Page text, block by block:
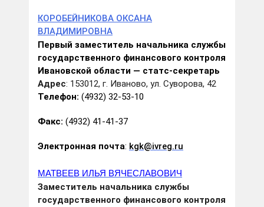
КОРОБЕЙНИКОВА ОКСАНА
ВЛАДИМИРОВНА
Первый заместитель начальника службы
государственного финансового контроля
Ивановской области — статс-секретарь
Адрес: 153012, г. Иваново, ул. Суворова, 42
Телефон: (4932) 32-53-10
Факс: (4932) 41-41-37
Электронная почта: kgk@ivreg.ru
МАТВЕЕВ ИЛЬЯ ВЯЧЕСЛАВОВИЧ
Заместитель начальника службы
государственного финансового контроля